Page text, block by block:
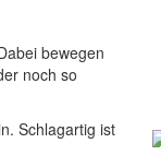
bewegen
noch so
Schlagartig ist